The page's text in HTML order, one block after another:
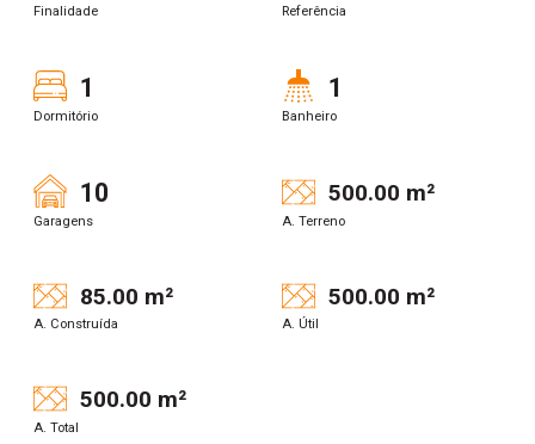
Finalidade Referência
1
Dormitório
1
Banheiro
10
Garagens
500.00 m²
A. Terreno
85.00 m²
A. Construída
500.00 m²
A. Útil
500.00 m²
A. Total